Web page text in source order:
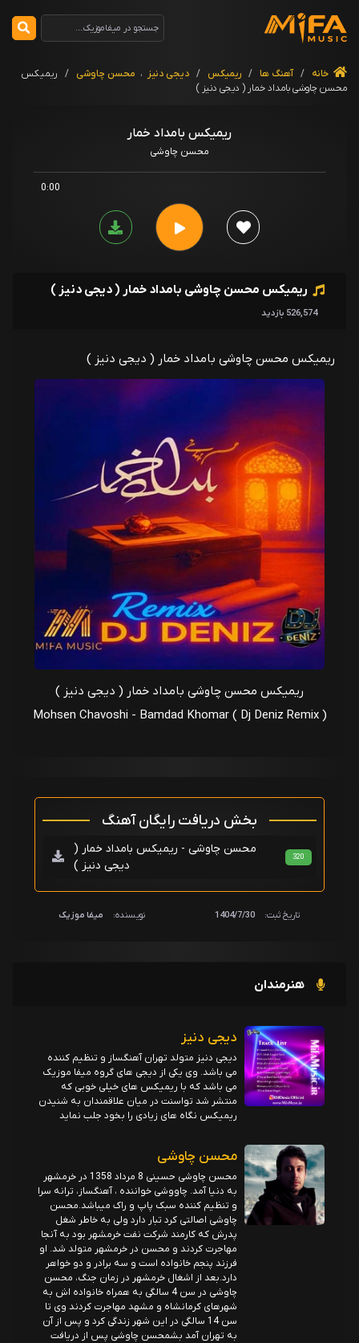
خانه / آهنگ ها / ریمیکس / دیجی دنیز ، محسن چاوشی /
ریمیکس
محسن چاوشی بامداد خمار ( دیجی دنیز )
ریمیکس بامداد خمار
محسن چاوشی
0:00
ریمیکس محسن چاوشی بامداد خمار ( دیجی دنیز )
526,574 بازدید
ریمیکس محسن چاوشی بامداد خمار ( دیجی دنیز )
ریمیکس محسن چاوشی بامداد خمار ( دیجی دنیز )
Mohsen Chavoshi - Bamdad Khomar ( Dj Deniz Remix )
بخش دریافت رایگان آهنگ
محسن چاوشی - ریمیکس بامداد خمار (
دیجی دنیز )
320
تاریخ ثبت: 1404/7/30 نویسنده: میفا موزیک
هنرمندان
دیجی دنیز
دیجی دنیز متولد تهران آهنگساز و تنظیم کننده
می باشد. وی یکی از دیجی های گروه میفا موزیک
می باشد که با ریمیکس های خیلی خوبی که
منتشر شد تواسنت در میان علاقمندان به شنیدن
ریمیکس نگاه های زیادی را بخود جلب نماید
محسن چاوشی
محسن چاوشی حسینی 8 مرداد 1358 در خرمشهر
به دنیا آمد. چاووشی خواننده ، آهنگساز، ترانه سرا
و تنظیم کننده سبک پاپ و راک میباشد.محسن
چاوشی اصالتی کرد تبار دارد ولی به خاطر شغل
پدرش که کارمند شرکت نفت خرمشهر بود به آنجا
مهاجرت کردند و محسن در خرمشهر متولد شد. او
فرزند پنجم خانواده است و سه برادر و دو خواهر
دارد.بعد از اشغال خرمشهر در زمان جنگ، محسن
چاوشی در سن 4 سالگی به همراه خانواده اش به
شهرهای کرمانشاه و مشهد مهاجرت کردند وی تا
سن 14 سالگی در این شهر زندگی کرد و پس از آن
به تهران آمد بشمحسن چاوشی پس از دریافت